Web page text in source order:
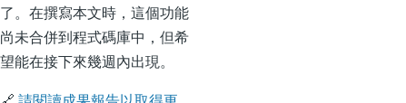
了。在撰寫本文時，這個功能
尚未合併到程式碼庫中，但希
望能在接下來幾週內出現。